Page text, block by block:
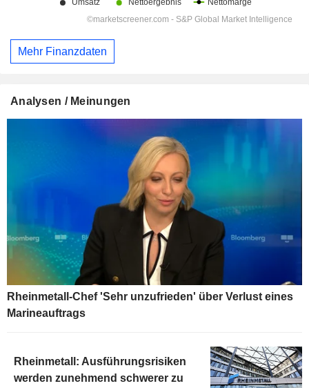
Mehr Finanzdaten
Analysen / Meinungen
Rheinmetall-Chef 'Sehr unzufrieden' über Verlust eines
Marineauftrags
Rheinmetall: Ausführungsrisiken
werden zunehmend schwerer zu